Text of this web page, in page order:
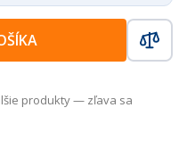
produkty — zľava sa